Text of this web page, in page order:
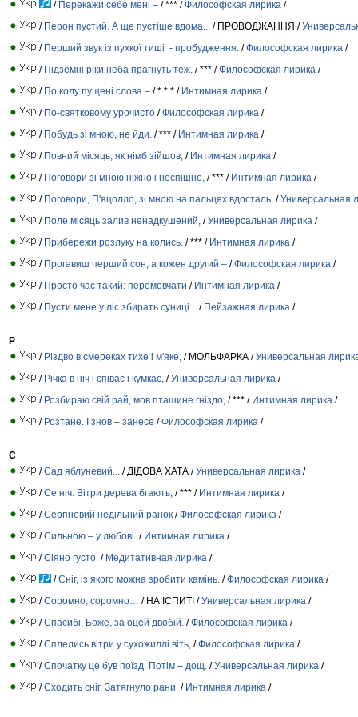
/ Перекажи себе мені – / *** /Философская лирика /
/ Перон пустий. А ще пустіше вдома... / ПРОВОДЖАННЯ /
/ Перший звук із пухкої тиші - пробудження. /Философская лирика /
/ Підземні ріки неба прагнуть теж. / *** /Философская лирика /
/ По колу пущені слова – / * * * / Интимная лирика /
/ По-святковому урочисто /Философская лирика /
/ Побудь зі мною, не йди. / *** / Интимная лирика /
/ Повний місяць, як німб зійшов, / Интимная лирика /
/ Поговори зі мною ніжно і неспішно, / *** / Интимная лирика /
/ Поговори, П'яцолло, зі мною на пальцях вдосталь, /Универсальная
/ Поле місяць залив ненадкушений, /Универсальная лирика /
/ Прибережи розлуку на колись. / *** / Интимная лирика /
/ Прогавиш перший сон, а кожен другий – /Философская лирика /
/ Просто час такий: перемовчати / Интимная лирика /
/ Пусти мене у ліс збирать суниці... / Пейзажная лирика /
Р
/ Різдво в смереках тихе і м'яке, / МОЛЬФАРКА /Универсальная
/ Річка в ніч і співає і кумкає, /Универсальная лирика /
/ Розбираю свій рай, мов пташине гніздо, / *** / Интимная лирика /
/ Розтане. І знов – занесе /Философская лирика /
С
/Сад яблуневий... / ДІДОВА ХАТА /Универсальная лирика /
/Се ніч. Вітри дерева бгають, / *** / Интимная лирика /
/Серпневий недільний ранок /Философская лирика /
/Сильною – у любові. / Интимная лирика /
/Сіяно густо. / Медитативная лирика /
/Сніг, із якого можна зробити камінь. /Философская лирика /
/Соромно, соромно… / НА ІСПИТІ /Универсальная лирика /
/Спасибі, Боже, за оцей двобій. /Философская лирика /
/Сплелись вітри у сухожиллі віть, /Философская лирика /
/Спочатку це був поїзд. Потім – дощ. /Универсальная лирика /
/Сходить сніг. Затягнуло рани. / Интимная лирика /